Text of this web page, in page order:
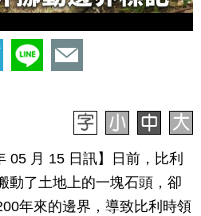
05 月 15 日訊】日前，比利
動了土地上的一塊石頭，卻
年來的邊界，導致比利時領